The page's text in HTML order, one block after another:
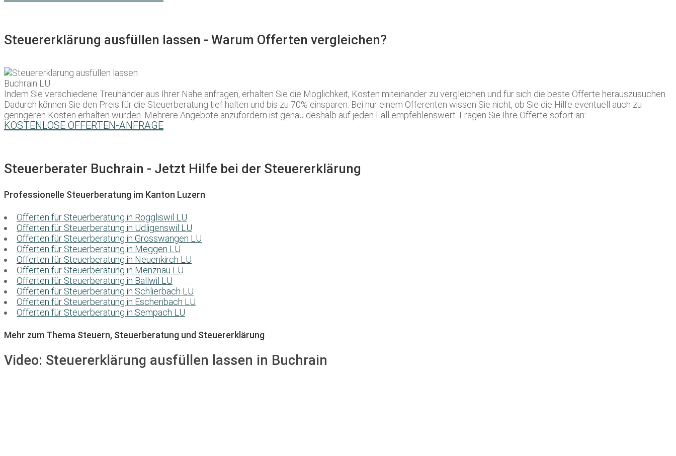
Steuererklärung ausfüllen lassen - Warum Offerten vergleichen?
Indem Sie verschiedene Treuhänder aus Ihrer Nähe anfragen, erhalten Sie die Möglichkeit, Kosten miteinander zu vergleichen und für sich die beste Offerte herauszusuchen.
Dadurch können Sie den Preis für die Steuerberatung tief halten und bis zu 70% einsparen. Bei nur einem Offerenten wissen Sie nicht, ob Sie die Hilfe eventuell auch zu
geringeren Kosten erhalten würden. Mehrere Angebote anzufordern ist genau deshalb auf jeden Fall empfehlenswert. Fragen Sie Ihre Offerte sofort an:
KOSTENLOSE OFFERTEN-ANFRAGE
Steuerberater Buchrain - Jetzt Hilfe bei der Steuererklärung
Professionelle Steuerberatung im Kanton Luzern
Offerten für Steuerberatung in Roggliswil LU
Offerten für Steuerberatung in Udligenswil LU
Offerten für Steuerberatung in Grosswangen LU
Offerten für Steuerberatung in Meggen LU
Offerten für Steuerberatung in Neuenkirch LU
Offerten für Steuerberatung in Menznau LU
Offerten für Steuerberatung in Ballwil LU
Offerten für Steuerberatung in Schlierbach LU
Offerten für Steuerberatung in Eschenbach LU
Offerten für Steuerberatung in Sempach LU
Mehr zum Thema Steuern, Steuerberatung und Steuererklärung
Video: Steuererklärung ausfüllen lassen in Buchrain